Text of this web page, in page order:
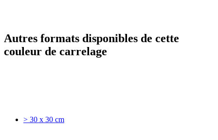
Autres formats disponibles de cette
couleur de carrelage
> 30 x 30 cm